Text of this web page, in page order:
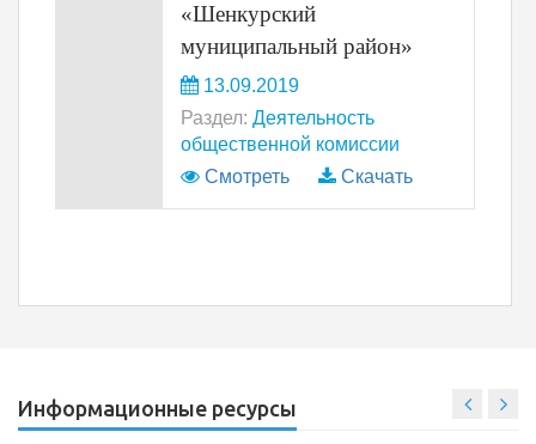
«Шенкурский
муниципальный район»
13.09.2019
Раздел: Деятельность
общественной комиссии
Смотреть
Скачать
Информационные ресурсы